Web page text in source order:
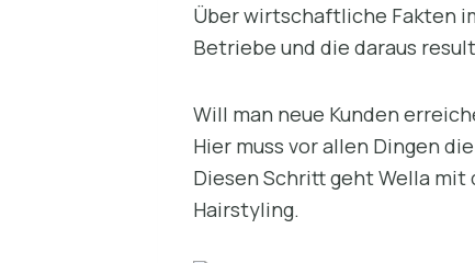
Über wirtschaftliche Fakten
Betriebe und die daraus
Will man neue Kunden
Hier muss vor allen Dingen
Diesen Schritt geht Wella mit
Hairstyling.